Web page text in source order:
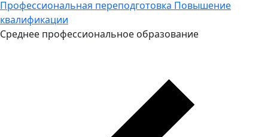
Профессиональная переподготовка Повышение
квалификации
Среднее профессиональное образование